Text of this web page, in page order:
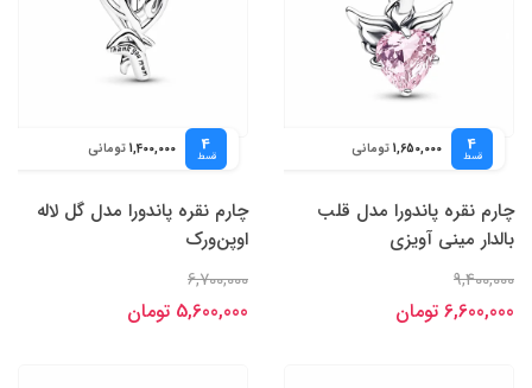
4
قسط 1,650,000 تومانی
چارم نقره پاندورا مدل قلب
بالدار مینی آویزی
9,400,000
6,600,000 تومان
4
قسط 1,400,000 تومانی
چارم نقره پاندورا مدل گل لاله
اوپن‌ورک
6,700,000
5,600,000 تومان